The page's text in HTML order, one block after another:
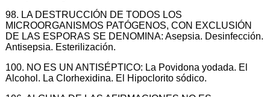
98. LA DESTRUCCIÓN DE TODOS LOS
MICROORGANISMOS PATÓGENOS, CON EXCLUSIÓN
DE LAS ESPORAS SE DENOMINA: Asepsia. Desinfección.
Antisepsia. Esterilización.
100. NO ES UN ANTISÉPTICO: La Povidona yodada. El
Alcohol. La Clorhexidina. El Hipoclorito sódico.